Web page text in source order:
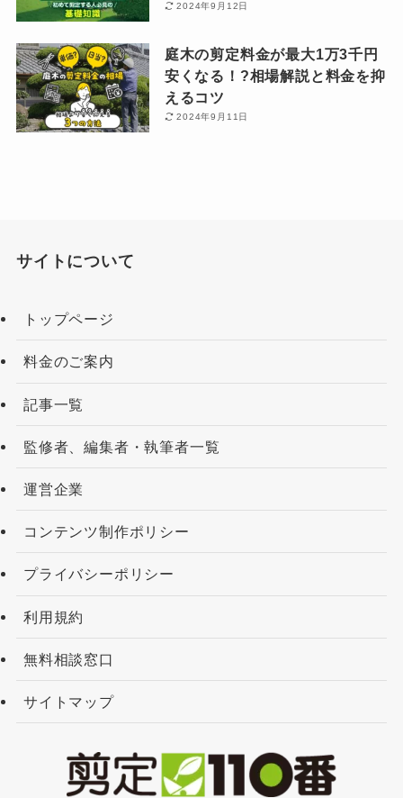
2024年9月12日
庭木の剪定料金が最大1万3千円
安くなる！?相場解説と料金を抑
えるコツ
2024年9月11日
サイトについて
トップページ
料金のご案内
記事一覧
監修者、編集者・執筆者一覧
運営企業
コンテンツ制作ポリシー
プライバシーポリシー
利用規約
無料相談窓口
サイトマップ